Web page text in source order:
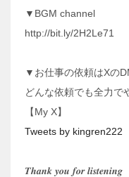
▼BGM channel
http://bit.ly/2H2Le71
▼お仕事の依頼はXの
どんな依頼でも全力で
【My X】
Tweets by kingren222
𝑻𝒉𝒂𝒏𝒌 𝒚𝒐𝒖 𝒇𝒐𝒓 𝒍𝒊𝒔𝒕𝒆𝒏𝒊𝒏𝒈